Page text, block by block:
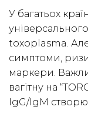
У багатьох
універсального
toxoplasma.
симптоми,
маркери.
вагітну на
IgG/IgM